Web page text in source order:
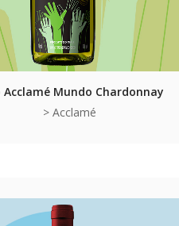
Acclamé Mundo Chardonnay
> Acclamé